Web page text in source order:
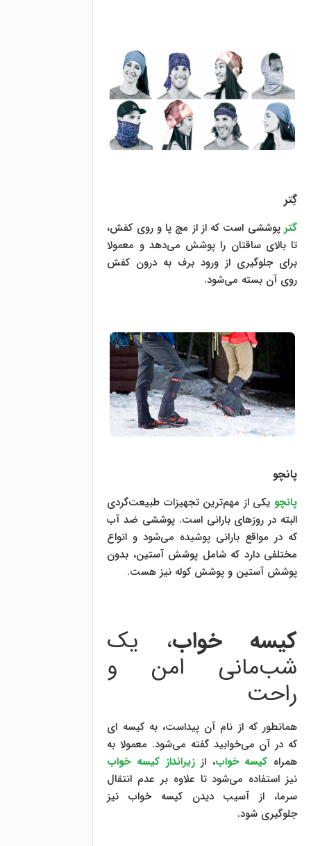
گِتر
گتر پوششی است که از از مچ پا و روی کفش،
تا بالای ساقتان را پوشش می‌دهد و معمولا
برای جلوگیری از ورود برف به درون کفش
روی آن بسته می‌‌شود.
پانچو
پانچو یکی از مهم‌ترین تجهیزات طبیعت‌گردی
البته در روزهای بارانی است. پوششی ضد آب
که در مواقع بارانی پوشیده می‌شود و انواع
مختلفی دارد که شامل پوشش آستین، بدون
پوشش آستین و پوشش کوله نیز هست.
کیسه خواب، یک
شب‌مانی امن و
راحت
همانطور که از نام آن پیداست، به کیسه ای
که در آن می‌خوابید گفته می‌شود. معمولا به
همراه کیسه خواب، اززیرانداز کیسه خواب
نیز استفاده می‌شود تا علاوه بر عدم انتقال
سرما، از آسیب دیدن کیسه خواب نیز
جلوگیری شود.